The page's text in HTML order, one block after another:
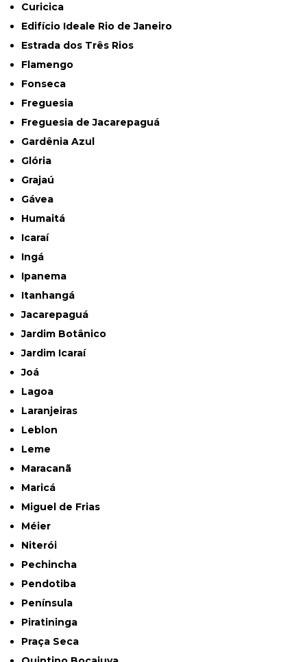
Curicica
Edifício Ideale Rio de Janeiro
Estrada dos Três Rios
Flamengo
Fonseca
Freguesia
Freguesia de Jacarepaguá
Gardênia Azul
Glória
Grajaú
Gávea
Humaitá
Icaraí
Ingá
Ipanema
Itanhangá
Jacarepaguá
Jardim Botânico
Jardim Icaraí
Joá
Lagoa
Laranjeiras
Leblon
Leme
Maracanã
Maricá
Miguel de Frias
Méier
Niterói
Pechincha
Pendotiba
Península
Piratininga
Praça Seca